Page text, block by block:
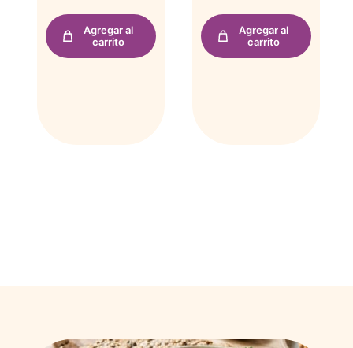
Agregar al
carrito
Agregar al